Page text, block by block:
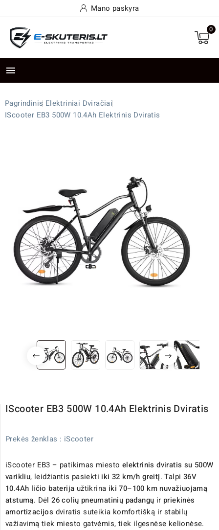
Mano paskyra
0

Pagrindinis Elektriniai Dviračiai
IScooter EB3 500W 10.4Ah Elektrinis Dviratis
IScooter EB3 500W 10.4Ah Elektrinis Dviratis
Prekės ženklas : iScooter
iScooter EB3 – patikimas miesto elektrinis dviratis su 500W
varikliu, leidžiantis pasiekti iki 32 km/h greitį. Talpi 36V
10.4Ah ličio baterija užtikrina iki 70–100 km nuvažiuojamą
atstumą. Dėl26 colių pneumatinių padangų ir priekinės
amortizacijos dviratis suteikia komfortišką ir stabilų
važiavimą tiek miesto gatvėmis, tiek ilgesnėse kelionėse.